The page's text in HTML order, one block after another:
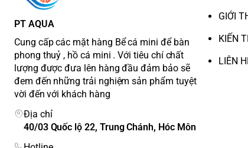
PT AQUA
Cung cấp các mặt hàng Bể cá mini để bàn
phong thuỷ , hồ cá mini . Với tiêu chí chất
lượng được đưa lên hàng đầu đảm bảo sẽ
đem đến những trải nghiệm sản phẩm tuyệt
vời đến với khách hàng
Địa chỉ
40/03 Quốc lộ 22, Trung Chánh, Hóc Môn
GIỚI
KIẾN
LIÊN